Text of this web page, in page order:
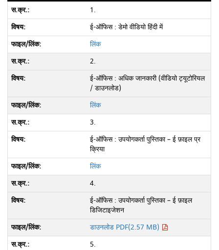
1.
ई-ऑफिस : डेमो वीडियो हिंदी में
लिंक
2.
ई-ऑफिस : अधिक जानकारी (वीडियो ट्यूटोरियल
/ डाउनलोड)
लिंक
3.
ई-ऑफिस : उपयोगकर्ता पुस्तिका – ई फ़ाइल प्र
क्रिया
लिंक
4.
ई-ऑफिस : उपयोगकर्ता पुस्तिका – ई फ़ाइल
डिजिटाइजेशन
डाउनलोड PDF(2.57 MB)
5.